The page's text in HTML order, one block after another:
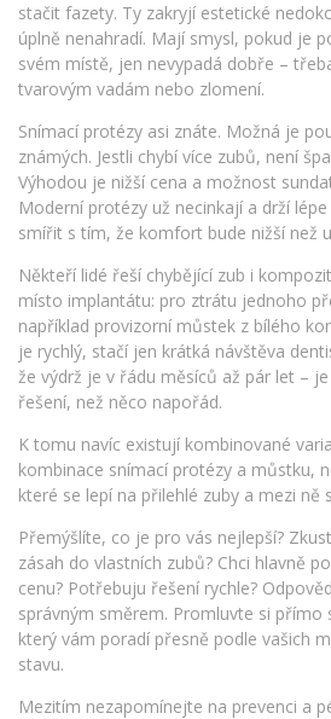
stačit fazety. Ty zakryjí estetické
úplně nenahradí. Mají smysl, pokud je
svém místě, jen nevypadá dobře –
tvarovým vadám nebo zlomení.
Snímací protézy asi znáte. Možná je
známých. Jestli chybí více zubů, není
Výhodou je nižší cena a možnost
Moderní protézy už necinkají a drží
smířit s tím, že komfort bude nižší než
Někteří lidé řeší chybějící zub i
místo implantátu: pro ztrátu jednoho
například provizorní můstek z bílého
je rychlý, stačí jen krátká návštěva
že výdrž je v řádu měsíců až pár let –
řešení, než něco napořád.
K tomu navíc existují kombinované
kombinace snímací protézy a můstku,
které se lepí na přilehlé zuby a mezi ně
Přemýšlíte, co je pro vás nejlepší?
zásah do vlastních zubů? Chci hlavně
cenu? Potřebuju řešení rychle?
správným směrem. Promluvte si přímo
který vám poradí přesně podle vašich
stavu.
Mezitím nezapomínejte na prevenci a